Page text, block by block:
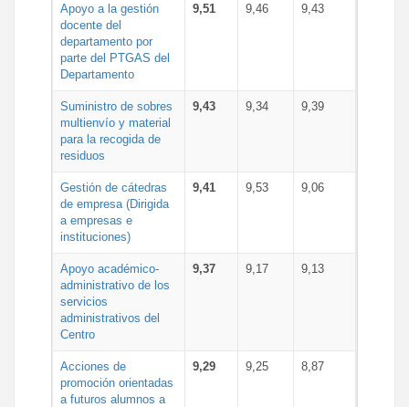
Apoyo a la gestión
docente del
departamento por
parte del PTGAS del
Departamento
9,51 9,46 9,43
Suministro de sobres
multienvío y material
para la recogida de
residuos
9,43 9,34 9,39
Gestión de cátedras
de empresa (Dirigida
a empresas e
instituciones)
9,41 9,53 9,06
Apoyo académico-
administrativo de los
servicios
administrativos del
Centro
9,37 9,17 9,13
Acciones de
promoción orientadas
a futuros alumnos a
9,29 9,25 8,87